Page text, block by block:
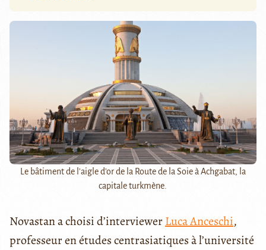
Le bâtiment de l'aigle d'or de la Route de la Soie à Achgabat, la
capitale turkmène.
Novastan a choisi d’interviewerLuca Anceschi,
professeur en études centrasiatiques à l’université